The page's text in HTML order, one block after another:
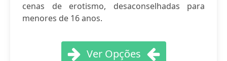
cenas de erotismo, desaconselhadas para
menores de 16 anos.
Ver Opções